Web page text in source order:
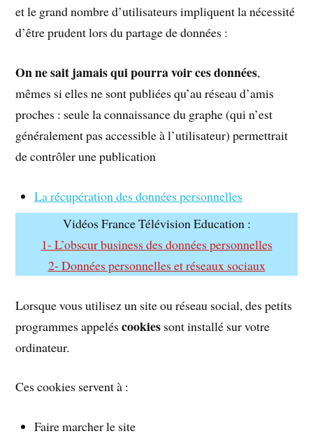
et le grand nombre d’utilisateurs impliquent la nécessité
d’être prudent lors du partage de données :
On ne sait jamais qui pourra voir ces données,
mêmes si elles ne sont publiées qu’au réseau d’amis
proches : seule la connaissance du graphe (qui n’est
généralement pas accessible à l’utilisateur) permettrait
de contrôler une publication
La récupération des données personnelles
Vidéos France Télévision Education :
1- L’obscur business des données personnelles
2- Données personnelles et réseaux sociaux
Lorsque vous utilisez un site ou réseau social, des petits
programmes appeléscookies sont installé sur votre
ordinateur.
Ces cookies servent à :
Faire marcher le site